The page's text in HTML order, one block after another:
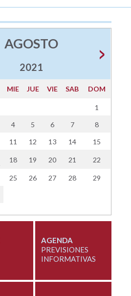
AGOSTO
2021
MIE JUE VIE SAB DOM
1
4 5 6 7 8
11 12 13 14 15
18 19 20 21 22
25 26 27 28 29
AGENDA
PREVISIONES
INFORMATIVAS